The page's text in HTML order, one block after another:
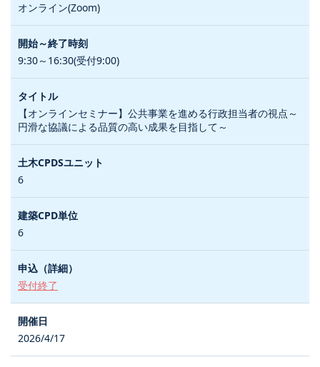
オンライン(Zoom)
9:30～16:30(受付9:00)
【オンラインセミナー】公共事業を進める行政担当者の視点～
円滑な協議による品質の高い成果を目指して～
6
6
受付終了
2026/4/17